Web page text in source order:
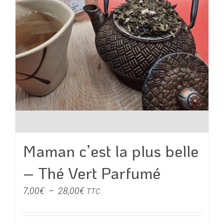
la
page
du
produit
Maman c’est la plus belle
– Thé Vert Parfumé
7,00€ – 28,00€Plage
prix :
TTC